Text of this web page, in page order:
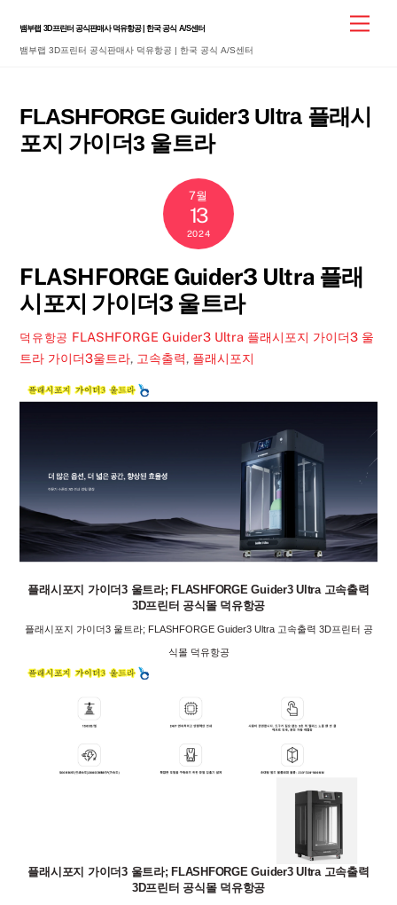
content
뱀부랩 3D프린터 공식판매사 덕유항공 | 한국 공식 A/S센터
뱀부랩 3D프린터 공식판매사 덕유항공 | 한국 공식 A/S센터
FLASHFORGE Guider3 Ultra 플래시
포지 가이더3 울트라
7월
13
2024
FLASHFORGE Guider3 Ultra 플래
시포지 가이더3 울트라
덕유항공 FLASHFORGE Guider3 Ultra 플래시포지 가이더3 울
트라 가이더3울트라, 고속출력, 플래시포지
플래시포지 가이더3 울트라; FLASHFORGE Guider3 Ultra 고속출력
3D프린터 공식몰 덕유항공
플래시포지 가이더3 울트라; FLASHFORGE Guider3 Ultra 고속출력 3D프린터 공
식몰 덕유항공
플래시포지 가이더3 울트라; FLASHFORGE Guider3 Ultra 고속출력
3D프린터 공식몰 덕유항공